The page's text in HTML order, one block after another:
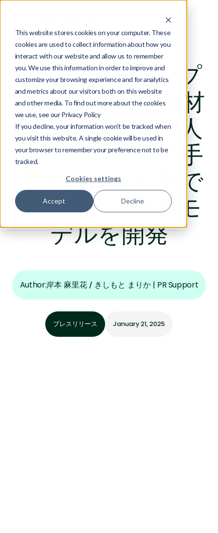
This website stores cookies on your computer. These
cookies are used to collect information about how you
interact with our website and allow us to remember
you. We use this information in order to improve and
customize your browsing experience and for analytics
and metrics about our visitors both on this website
and other media. To find out more about the cookies
we use, see our Privacy Policy
If you decline, your information won’t be tracked when
you visit this website. A single cookie will be used in
your browser to remember your preference not to be
tracked.
Cookies settings
Accept Decline
AIスタートアップ
のRecursive、教材
出版社の教育同人
社向けに児童の手
書き解答を自動で
正誤判定するAIモ
デルを開発
Author:岸本 麻里花 / きしもと まりか | PR Support
プレスリリース January 21, 2025